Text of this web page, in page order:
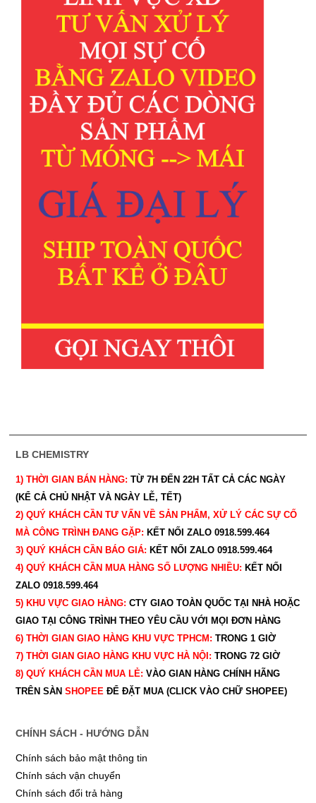
LB CHEMISTRY
1) THỜI GIAN BÁN HÀNG: TỪ 7H ĐẾN 22H TẤT CẢ CÁC NGÀY
(KỂ CẢ CHỦ NHẬT VÀ NGÀY LỄ, TẾT)
2) QUÝ KHÁCH CẦN TƯ VẤN VỀ SẢN PHẨM, XỬ LÝ CÁC SỰ CỐ
MÀ CÔNG TRÌNH ĐANG GẶP: KẾT NỐI ZALO 0918.599.464
3) QUÝ KHÁCH CẦN BÁO GIÁ: KẾT NỐI ZALO 0918.599.464
4) QUÝ KHÁCH CẦN MUA HÀNG SỐ LƯỢNG NHIỀU: KẾT NỐI
ZALO 0918.599.464
5) KHU VỰC GIAO HÀNG: CTY GIAO TOÀN QUỐC TẠI NHÀ HOẶC
GIAO TẠI CÔNG TRÌNH THEO YÊU CẦU VỚI MỌI ĐƠN HÀNG
6) THỜI GIAN GIAO HÀNG KHU VỰC TPHCM: TRONG 1 GIỜ
7) THỜI GIAN GIAO HÀNG KHU VỰC HÀ NỘI: TRONG 72 GIỜ
8) QUÝ KHÁCH CẦN MUA LẺ: VÀO GIAN HÀNG CHÍNH HÃNG
TRÊN SÀN SHOPEEĐỂ ĐẶT MUA (CLICK VÀO CHỮ SHOPEE)
CHÍNH SÁCH - HƯỚNG DẪN
Chính sách bảo mật thông tin
Chính sách vận chuyển
Chính sách đổi trả hàng